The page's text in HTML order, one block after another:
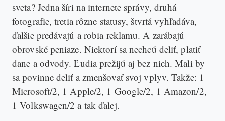
sveta? Jedna šíri na internete správy, druhá
fotografie, tretia rôzne statusy, štvrtá vyhľadáva,
ďalšie predávajú a robia reklamu. A zarábajú
obrovské peniaze. Niektorí sa nechcú deliť, platiť
dane a odvody. Ľudia prežijú aj bez nich. Mali by
sa povinne deliť a zmenšovať svoj vplyv. Takže: 1
Microsoft/2, 1 Apple/2, 1 Google/2, 1 Amazon/2,
1 Volkswagen/2 a tak ďalej.